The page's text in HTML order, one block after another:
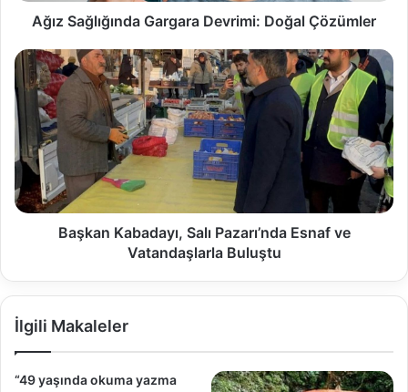
Ağız Sağlığında Gargara Devrimi: Doğal Çözümler
Başkan Kabadayı, Salı Pazarı’nda Esnaf ve
Vatandaşlarla Buluştu
İlgili Makaleler
“49 yaşında okuma yazma